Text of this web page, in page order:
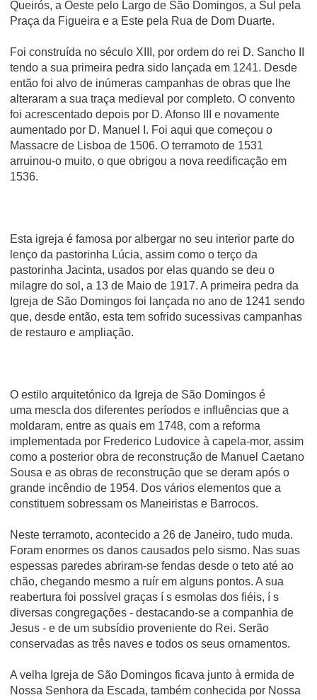
Queirós, a Oeste pelo Largo de São Domingos, a Sul pela
Praça da Figueira e a Este pela Rua de Dom Duarte.
Foi construí­da no século XIII, por ordem do rei D. Sancho II
tendo a sua primeira pedra sido lançada em 1241. Desde
então foi alvo de inúmeras campanhas de obras que lhe
alteraram a sua traça medieval por completo. O convento
foi acrescentado depois por D. Afonso III e novamente
aumentado por D. Manuel I. Foi aqui que começou o
Massacre de Lisboa de 1506. O terramoto de 1531
arruinou-o muito, o que obrigou a nova reedificação em
1536.
Esta igreja é famosa por albergar no seu interior parte do
lenço da pastorinha Lúcia, assim como o terço da
pastorinha Jacinta, usados por elas quando se deu o
milagre do sol, a 13 de Maio de 1917. A primeira pedra da
Igreja de São Domingos foi lançada no ano de 1241 sendo
que, desde então, esta tem sofrido sucessivas campanhas
de restauro e ampliação.
O estilo arquitetónico da Igreja de São Domingos é
uma mescla dos diferentes períodos e influências que a
moldaram, entre as quais em 1748, com a reforma
implementada por Frederico Ludovice à capela-mor, assim
como a posterior obra de reconstrução de Manuel Caetano
Sousa e as obras de reconstrução que se deram após o
grande incêndio de 1954. Dos vários elementos que a
constituem sobressam os Maneiristas e Barrocos.
Neste terramoto, acontecido a 26 de Janeiro, tudo muda.
Foram enormes os danos causados pelo sismo. Nas suas
espessas paredes abriram-se fendas desde o teto até ao
chão, chegando mesmo a ruí­r em alguns pontos. A sua
reabertura foi possí­vel graças í s esmolas dos fiéis, í s
diversas congregações - destacando-se a companhia de
Jesus - e de um subsí­dio proveniente do Rei. Serão
conservadas as três naves e todos os seus ornamentos.
A velha Igreja de São Domingos ficava junto à ermida de
Nossa Senhora da Escada, também conhecida por Nossa